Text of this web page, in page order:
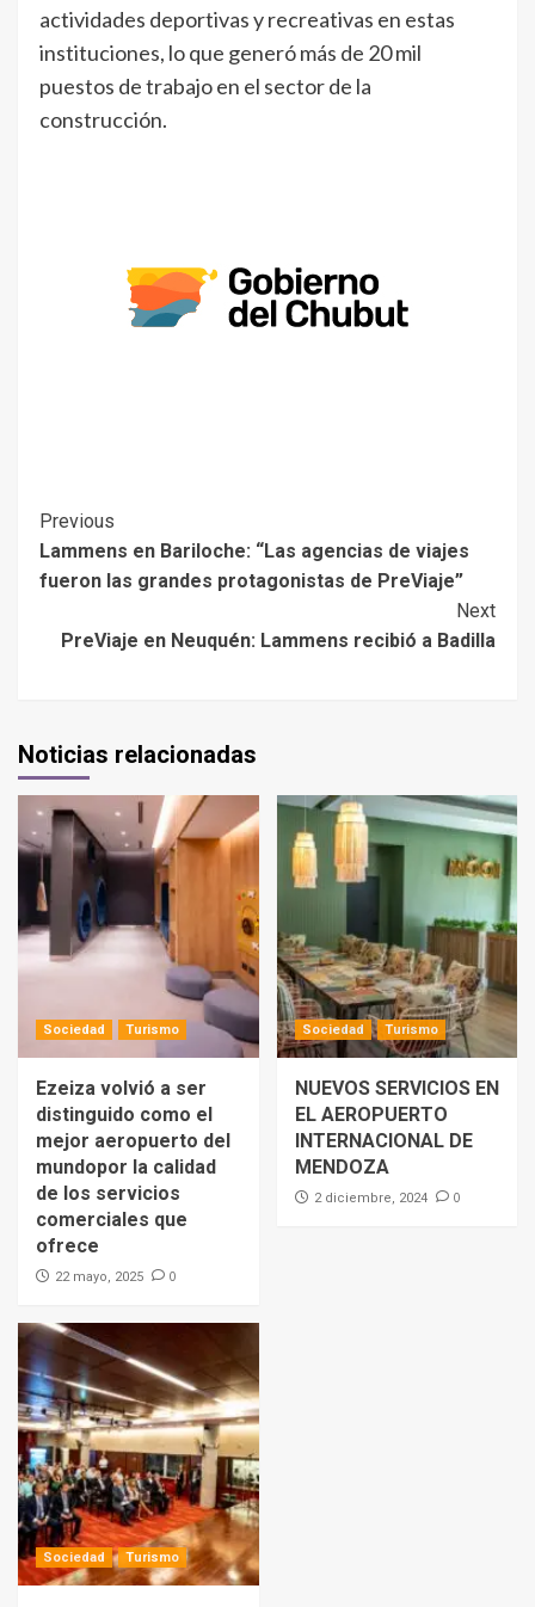
actividades deportivas y recreativas en estas
instituciones, lo que generó más de 20 mil
puestos de trabajo en el sector de la
construcción.
Previous
Lammens en Bariloche: “Las agencias de viajes
fueron las grandes protagonistas de PreViaje”
Next
PreViaje en Neuquén: Lammens recibió a Badilla
Noticias relacionadas
Sociedad Turismo
Ezeiza volvió a ser
distinguido como el
mejor aeropuerto del
mundopor la calidad
de los servicios
comerciales que
ofrece
22 mayo, 2025 0
Sociedad Turismo
NUEVOS SERVICIOS EN
EL AEROPUERTO
INTERNACIONAL DE
MENDOZA
2 diciembre, 2024 0
Sociedad Turismo